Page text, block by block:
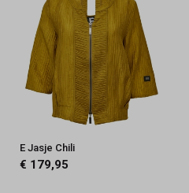
E Jasje Chili
€ 179,95